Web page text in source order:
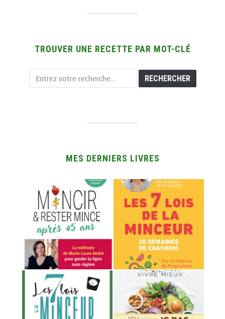
TROUVER UNE RECETTE PAR MOT-CLÉ
MES DERNIERS LIVRES